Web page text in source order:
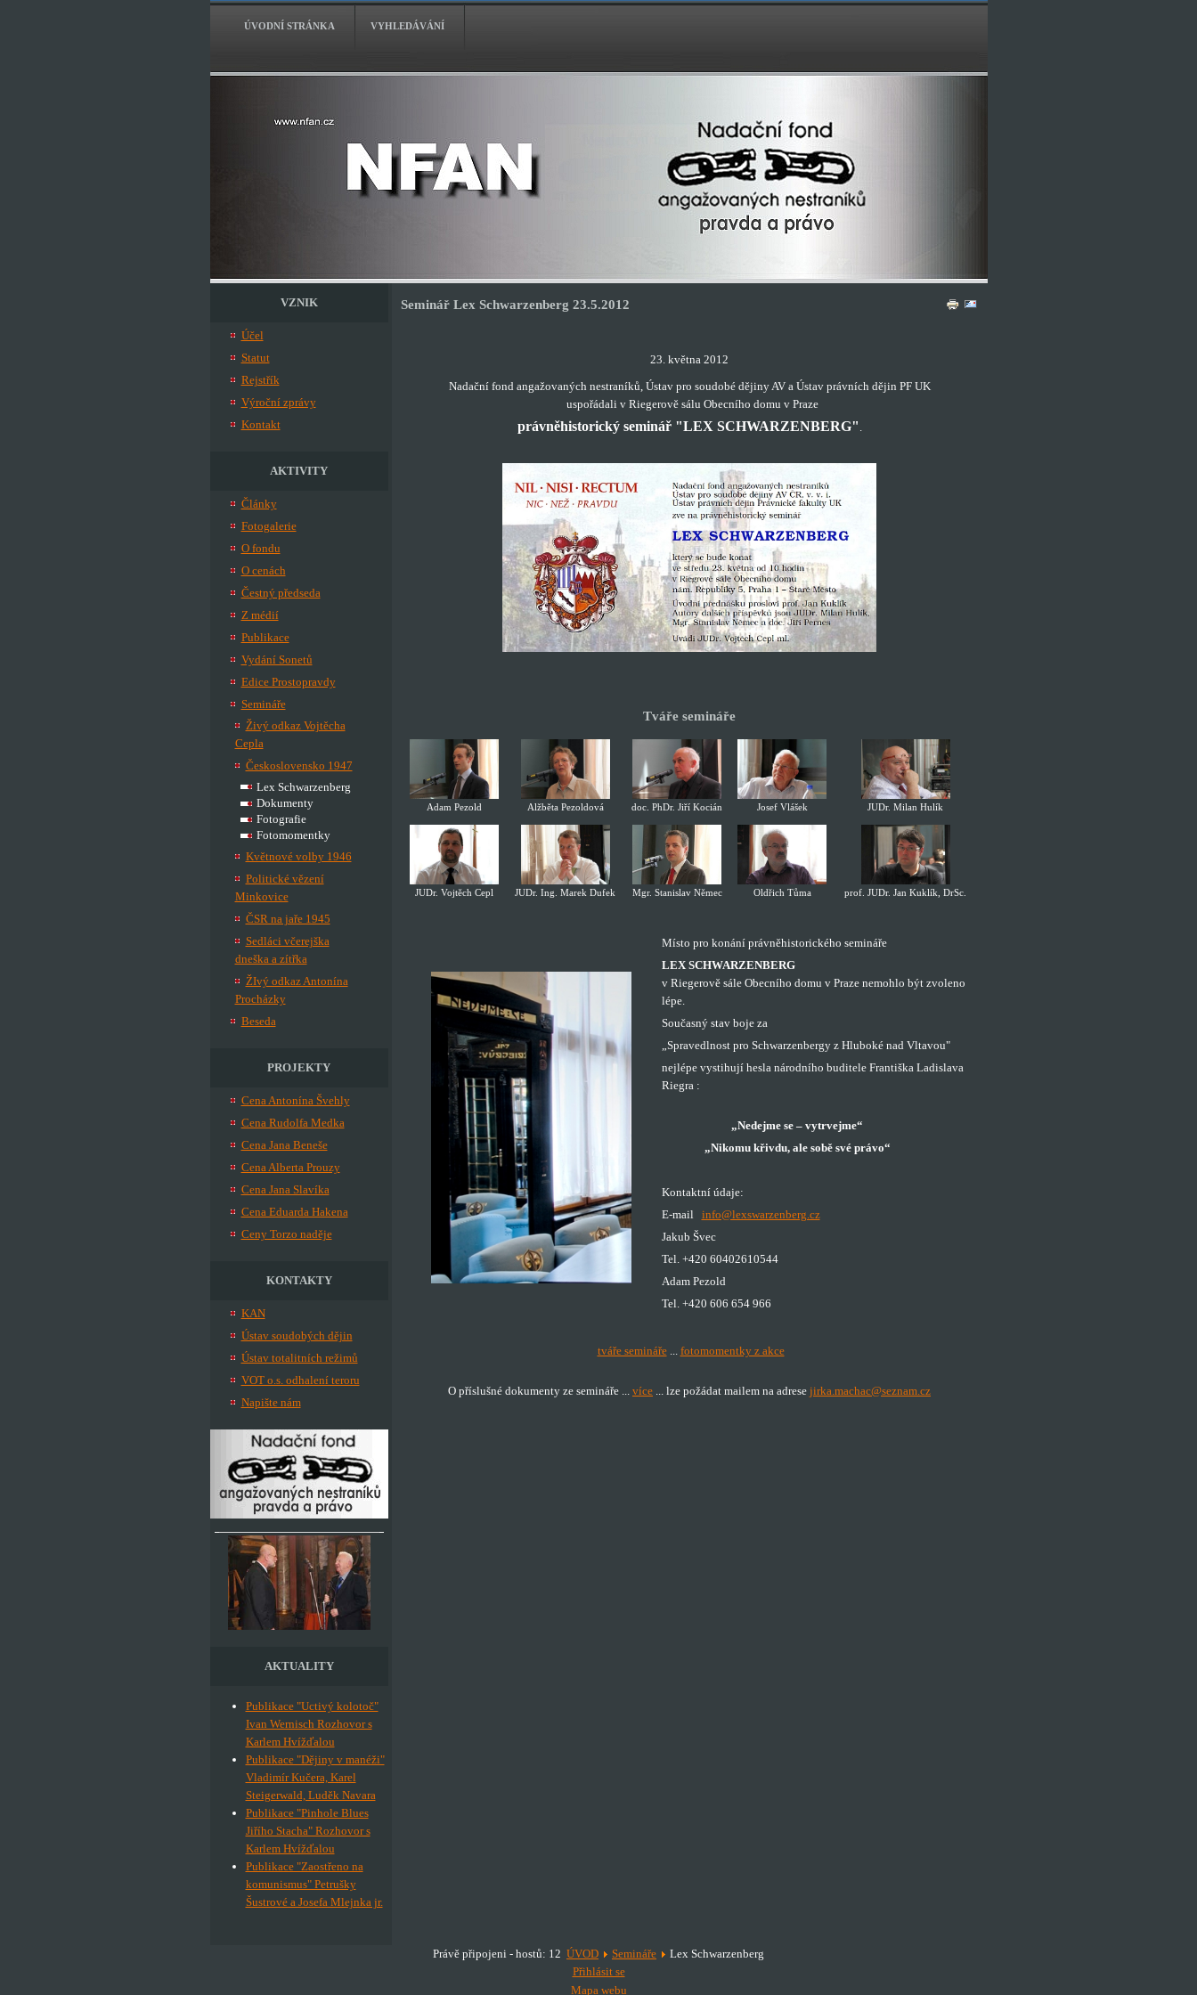
ÚVODNÍ STRÁNKA VYHLEDÁVÁNÍ
VZNIK
Účel
Statut
Rejstřík
Výroční zprávy
Kontakt
AKTIVITY
Články
Fotogalerie
O fondu
O cenách
Čestný předseda
Z médií
Publikace
Vydání Sonetů
Edice Prostopravdy
Semináře
Živý odkaz Vojtěcha
Cepla
Československo 1947
Lex Schwarzenberg
Dokumenty
Fotografie
Fotomomentky
Květnové volby 1946
Politické vězení
Minkovice
ČSR na jaře 1945
Sedláci včerejška
dneška a zítřka
ŽIvý odkaz Antonína
Procházky
Beseda
PROJEKTY
Cena Antonína Švehly
Cena Rudolfa Medka
Cena Jana Beneše
Cena Alberta Prouzy
Cena Jana Slavíka
Cena Eduarda Hakena
Ceny Torzo naděje
KONTAKTY
KAN
Ústav soudobých dějin
Ústav totalitních režimů
VOT o.s. odhalení teroru
Napište nám
AKTUALITY
Publikace "Uctivý kolotoč"
Ivan Wernisch Rozhovor s
Karlem Hvížďalou
Publikace "Dějiny v manéži"
Vladimír Kučera, Karel
Steigerwald, Luděk Navara
Publikace "Pinhole Blues
Jiřího Stacha" Rozhovor s
Karlem Hvížďalou
Publikace "Zaostřeno na
komunismus" Petrušky
Šustrové a Josefa Mlejnka jr.
Seminář Lex Schwarzenberg 23.5.2012
23. května 2012
Nadační fond angažovaných nestraníků, Ústav pro soudobé dějiny AV a Ústav právních dějin PF UK
uspořádali v Riegerově sálu Obecního domu v Praze
právněhistorický seminář"LEX SCHWARZENBERG" .
Tváře semináře
Adam Pezold Alžběta Pezoldová doc. PhDr. Jiří Kocián Josef Vlášek JUDr. Milan Hulík
JUDr. Vojtěch Cepl JUDr. Ing. Marek Dufek Mgr. Stanislav Němec Oldřich Tůma prof. JUDr. Jan Kuklík, DrSc.
Místo pro konání právněhistorického semináře
LEX SCHWARZENBERG
v Riegerově sále Obecního domu v Praze nemohlo být zvoleno
lépe.
Současný stav boje za
„Spravedlnost pro Schwarzenbergy z Hluboké nad Vltavou"
nejlépe vystihují hesla národního buditele Františka Ladislava
Riegra :
„Nedejme se – vytrvejme“
„Nikomu křivdu, ale sobě své právo“
Kontaktní údaje:
E-mail info@lexswarzenberg.cz
Jakub Švec
Tel. +420 60402610544
Adam Pezold
Tel. +420 606 654 966
tváře semináře... fotomomentky z akce
O příslušné dokumenty ze semináře ... více ... lze požádat mailem na adrese jirka.machac@seznam.cz
Právě připojeni - hostů: 12 ÚVOD Semináře
Lex Schwarzenberg
Přihlásit se
Mapa webu